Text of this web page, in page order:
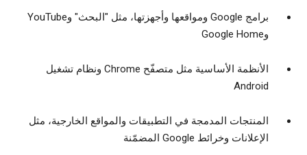
برامج Google ومواقعها وأجهزتها، مثل "البحث" وYouTube
وGoogle Home
الأنظمة الأساسية مثل متصفّح Chrome ونظام تشغيل
Android
المنتجات المدمجة في التطبيقات والمواقع الخارجية، مثل
الإعلانات وخرائط Google المضمّنة